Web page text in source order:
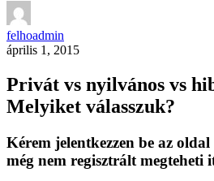
felhoadmin
április 1, 2015
Privát vs nyilvános vs
Melyiket válasszuk?
Kérem jelentkezzen be az
még nem regisztrált megteheti